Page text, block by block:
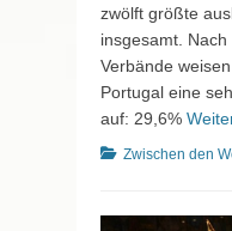
zwölft größte
insgesamt.
Verbände
Portugal eine
auf: 29,6%
Kategorien
Zwischen den